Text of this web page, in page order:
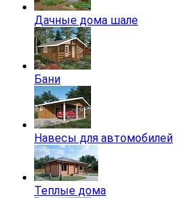
Дачные дома шале
Бани
Навесы для автомобилей
Теплые дома